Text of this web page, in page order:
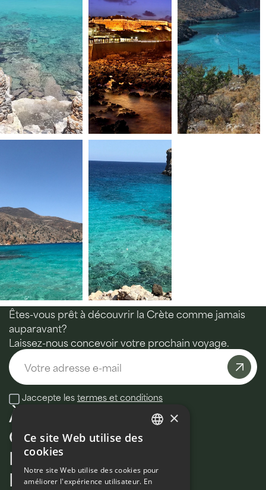
Êtes-vous prêt à découvrir la Crète comme jamais
auparavant?
Laissez-nous concevoir votre prochain voyage.
Email
Jaccepte lestermes et conditions
À propos de nous
Circuits
Excursions
Bien Etre
×
Ce site Web utilise des
cookies
Notre site Web utilise des cookies pour
améliorer l'expérience utilisateur. En